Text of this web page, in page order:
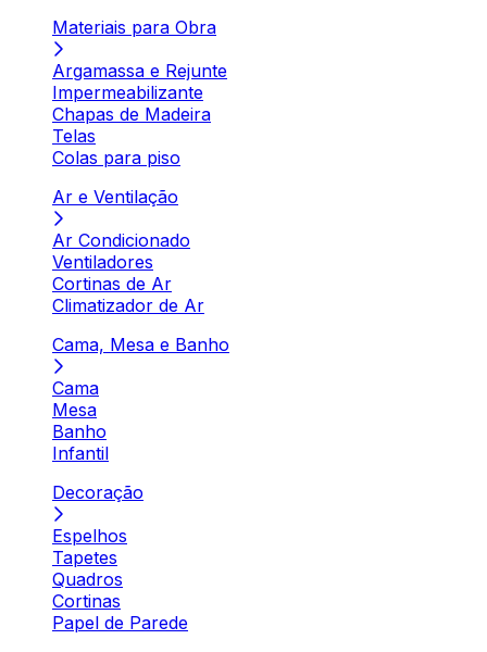
Materiais para Obra
Argamassa e Rejunte
Impermeabilizante
Chapas de Madeira
Telas
Colas para piso
Ar e Ventilação
Ar Condicionado
Ventiladores
Cortinas de Ar
Climatizador de Ar
Cama, Mesa e Banho
Cama
Mesa
Banho
Infantil
Decoração
Espelhos
Tapetes
Quadros
Cortinas
Papel de Parede